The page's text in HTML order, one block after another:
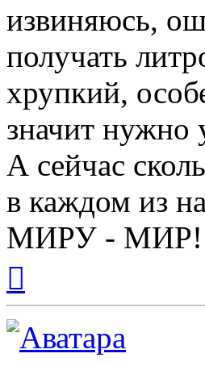
извиняюсь,
получать
хрупкий,
значит нужно
А сейчас
в каждом из
МИРУ - МИР!
началу